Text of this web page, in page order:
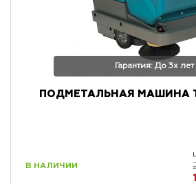
Гарантия: До 3х лет
ПОДМЕТАЛЬНАЯ МАШИНА
В НАЛИЧИИ